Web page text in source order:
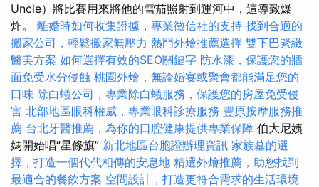
Uncle）將比賽用來將他的雪茄照射到運河中，這導致爆
炸。 離婚時如何收集證據，專業徵信社的支持 找到合適的
搬家公司，輕鬆搬家無壓力 熱門外燴推薦選擇 雙下巴緊緻
醫美方案 如何選擇有效的SEO關鍵字 防水漆，保護您的牆
面免受水分侵蝕 桃園外燴，無論婚宴或聚會都能滿足您的
口味 除白蟻公司，專業除白蟻服務，保護您的房屋免受侵
害 北部地區眼科權威，專業眼科診療服務 豐原按摩服務推
薦 台北牙醫推薦，為你的口腔健康提供專業保障 伯大尼姨
媽開始唱“星條旗” 新北地區台胞證辦理資訊 家族墓的選
擇，打造一個代代相傳的安息地 精選外燴推薦，助您找到
最適合的餐飲方案 空間設計，打造更符合需求的生活環境